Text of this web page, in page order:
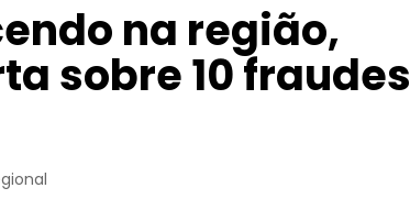
na região,
sobre 10 fraudes